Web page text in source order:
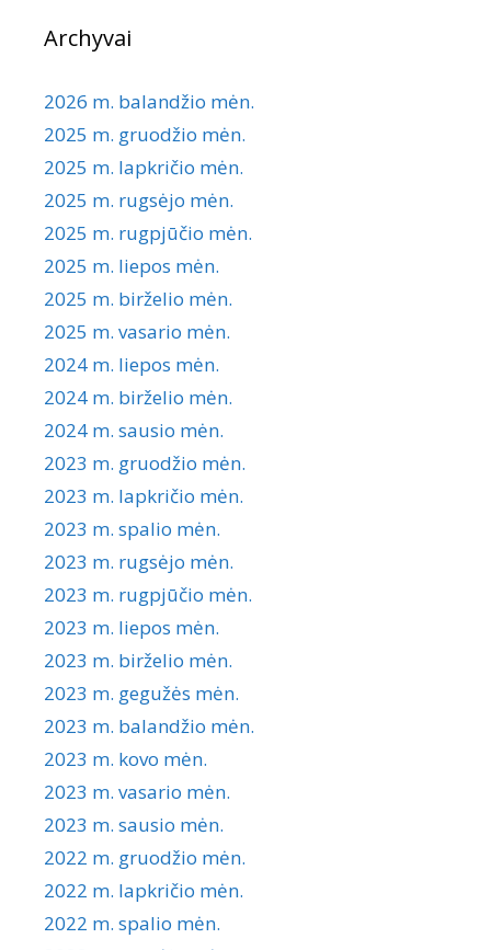
Archyvai
2026 m. balandžio mėn.
2025 m. gruodžio mėn.
2025 m. lapkričio mėn.
2025 m. rugsėjo mėn.
2025 m. rugpjūčio mėn.
2025 m. liepos mėn.
2025 m. birželio mėn.
2025 m. vasario mėn.
2024 m. liepos mėn.
2024 m. birželio mėn.
2024 m. sausio mėn.
2023 m. gruodžio mėn.
2023 m. lapkričio mėn.
2023 m. spalio mėn.
2023 m. rugsėjo mėn.
2023 m. rugpjūčio mėn.
2023 m. liepos mėn.
2023 m. birželio mėn.
2023 m. gegužės mėn.
2023 m. balandžio mėn.
2023 m. kovo mėn.
2023 m. vasario mėn.
2023 m. sausio mėn.
2022 m. gruodžio mėn.
2022 m. lapkričio mėn.
2022 m. spalio mėn.